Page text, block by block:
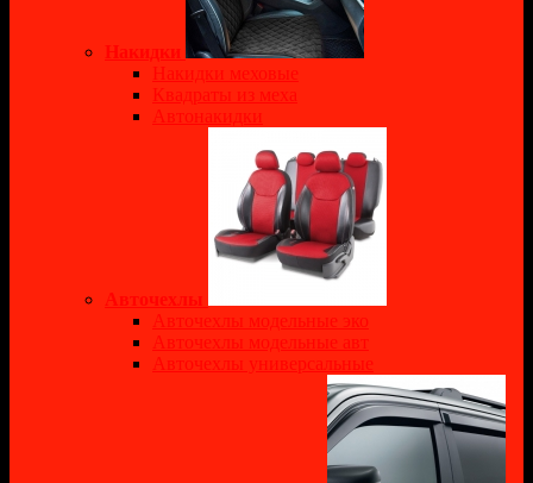
Накидки
Накидки меховые
Квадраты из меха
Автонакидки
Авточехлы
Авточехлы модельные эко
Авточехлы модельные авт
Авточехлы универсальные